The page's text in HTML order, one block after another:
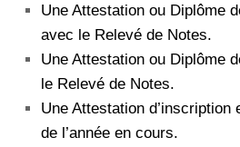
Une Attestation ou Diplôme
avec le Relevé de Notes.
Une Attestation ou Diplôme
le Relevé de Notes.
Une Attestation d’inscription
de l’année en cours.